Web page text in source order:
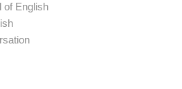
of English